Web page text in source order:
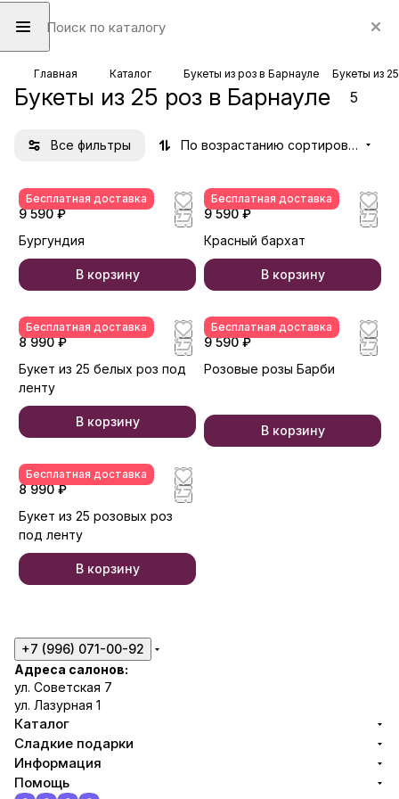
Главная Каталог Букеты из роз в Барнауле Букеты из
Букеты из 25 роз в Барнауле 5
Все фильтры По возрастанию сортировки
Бесплатная доставка
9 590 ₽
Бургундия
В корзину
Бесплатная доставка
9 590 ₽
Красный бархат
В корзину
Бесплатная доставка
8 990 ₽
Букет из 25 белых роз под
ленту
В корзину
Бесплатная доставка
9 590 ₽
Розовые розы Барби
В корзину
Бесплатная доставка
8 990 ₽
Букет из 25 розовых роз
под ленту
В корзину
+7 (996) 071-00-92
Адреса салонов:
ул. Советская 7
ул. Лазурная 1
Каталог
Сладкие подарки
Информация
Помощь